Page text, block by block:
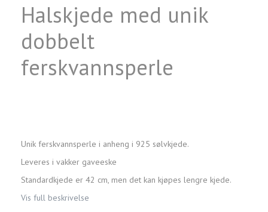
Halskjede med unik
dobbelt
ferskvannsperle
Unik ferskvannsperle i anheng i 925 sølvkjede.
Leveres i vakker gaveeske
Standardkjede er 42 cm, men det kan kjøpes lengre kjede.
Vis full beskrivelse